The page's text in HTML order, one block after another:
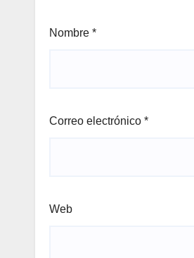
Nombre *
Correo electrónico *
Web